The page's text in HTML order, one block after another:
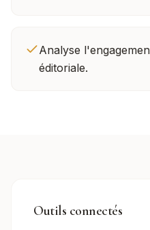
Analyse
éditoriale.
Outils connectés